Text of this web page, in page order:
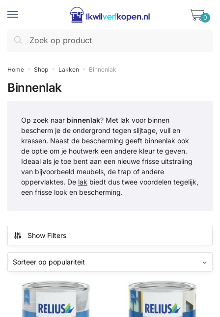
Zoeken
naar:
Zoeken
0
Home » Shop » Lakken » Binnenlak
Binnenlak
Op zoek naar binnenlak? Met lak voor binnen
bescherm je de ondergrond tegen slijtage, vuil en
krassen. Naast de bescherming geeft binnenlak ook
de optie om je houtwerk een andere kleur te geven.
Ideaal als je toe bent aan een nieuwe frisse uitstraling
van bijvoorbeeld meubels, de trap of andere
oppervlaktes. De lak biedt dus twee voordelen tegelijk,
een frisse look en bescherming.
Show Filters